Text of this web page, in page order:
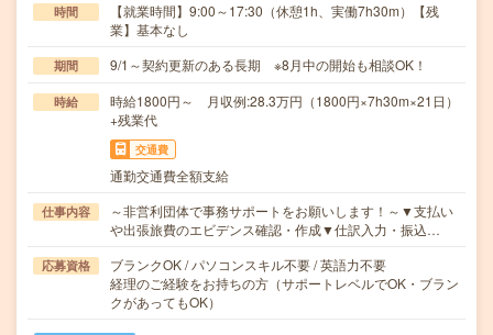
時間
【就業時間】9:00～17:30（休憩1h、実働7h30m）【残
業】基本なし
期間 9/1～契約更新のある長期 ※8月中の開始も相談OK！
時給
時給1800円～ 月収例:28.3万円（1800円×7h30m×21日）
+残業代
交通費
通勤交通費全額支給
仕事内容
～非営利団体で事務サポートをお願いします！～▼支払い
や出張旅費のエビデンス確認・作成▼仕訳入力・振込…
応募資格
ブランクOK / パソコンスキル不要 / 英語力不要
経理のご経験をお持ちの方（サポートレベルでOK・ブラン
クがあってもOK）